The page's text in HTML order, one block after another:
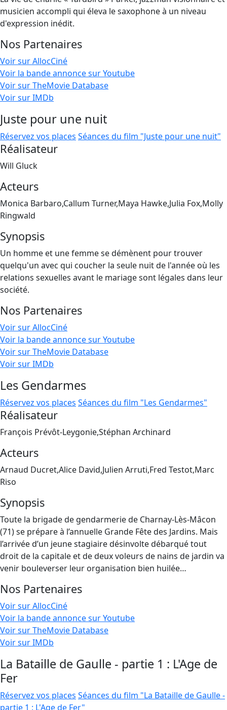
musicien accompli qui éleva le saxophone à un niveau
d'expression inédit.
Nos Partenaires
Voir sur AllocCiné
Voir la bande annonce sur Youtube
Voir sur TheMovie Database
Voir sur IMDb
Juste pour une nuit
Réservez vos places Séances du film "Juste pour une nuit"
Réalisateur
Will Gluck
Acteurs
Monica Barbaro,Callum Turner,Maya Hawke,Julia Fox,Molly
Ringwald
Synopsis
Un homme et une femme se démènent pour trouver
quelqu'un avec qui coucher la seule nuit de l'année où les
relations sexuelles avant le mariage sont légales dans leur
société.
Nos Partenaires
Voir sur AllocCiné
Voir la bande annonce sur Youtube
Voir sur TheMovie Database
Voir sur IMDb
Les Gendarmes
Réservez vos places Séances du film "Les Gendarmes"
Réalisateur
François Prévôt-Leygonie,Stéphan Archinard
Acteurs
Arnaud Ducret,Alice David,Julien Arruti,Fred Testot,Marc
Riso
Synopsis
Toute la brigade de gendarmerie de Charnay-Lès-Mâcon
(71) se prépare à l’annuelle Grande Fête des Jardins. Mais
l’arrivée d’un jeune stagiaire désinvolte débarqué tout
droit de la capitale et de deux voleurs de nains de jardin va
venir bouleverser leur organisation bien huilée…
Nos Partenaires
Voir sur AllocCiné
Voir la bande annonce sur Youtube
Voir sur TheMovie Database
Voir sur IMDb
La Bataille de Gaulle - partie 1 : L'Age de
Fer
Réservez vos places Séances du film "La Bataille de Gaulle -
partie 1 : L'Age de Fer"